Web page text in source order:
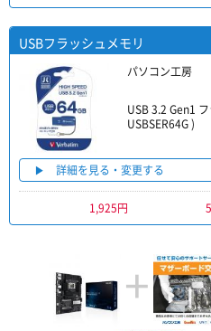
USBフラッシュメモリ
パソコン工房
USB 3.2 Gen1
USBSER64G )
詳細を見る・変更する
1,925円
+